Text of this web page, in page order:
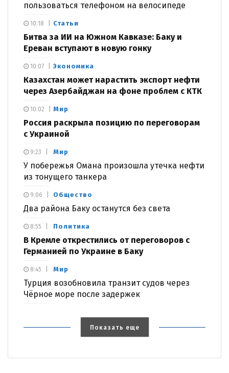
пользоваться телефоном на велосипеде
Статьи
Битва за ИИ на Южном Кавказе: Баку и
Ереван вступают в новую гонку
10:18
Экономика
Казахстан может нарастить экспорт нефти
через Азербайджан на фоне проблем с КТК
10:07
Мир
Россия раскрыла позицию по переговорам
с Украиной
10:02
Мир
У побережья Омана произошла утечка нефти
из тонущего танкера
9:23
Общество
Два района Баку останутся без света
9:06
Политика
В Кремле открестились от переговоров с
Германией по Украине в Баку
8:55
Мир
Турция возобновила транзит судов через
Чёрное море после задержек
8:45
Показать еще